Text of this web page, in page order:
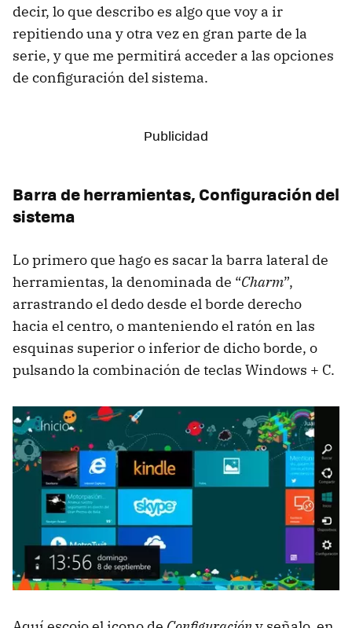
decir, lo que describo es algo que voy a ir
repitiendo una y otra vez en gran parte de la
serie, y que me permitirá acceder a las opciones
de configuración del sistema.
Barra de herramientas, Configuración del
sistema
Lo primero que hago es sacar la barra lateral de
herramientas, la denominada de “Charm”,
arrastrando el dedo desde el borde derecho
hacia el centro, o manteniendo el ratón en las
esquinas superior o inferior de dicho borde, o
pulsando la combinación de teclas Windows + C.